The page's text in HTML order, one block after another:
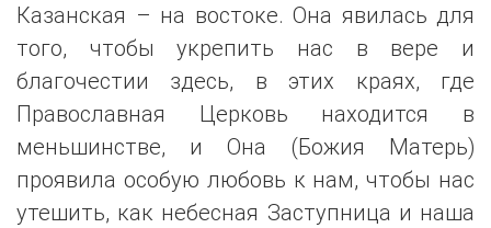
Казанская – на востоке. Она явилась для
того, чтобы укрепить нас в вере и
благочестии здесь, в этих краях, где
Православная Церковь находится в
меньшинстве, и Она (Божия Матерь)
проявила особую любовь к нам, чтобы нас
утешить, как небесная Заступница и наша